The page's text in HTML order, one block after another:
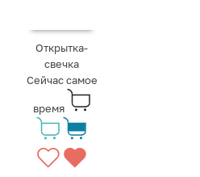
Открытка-
свечка
Сейчас самое
время